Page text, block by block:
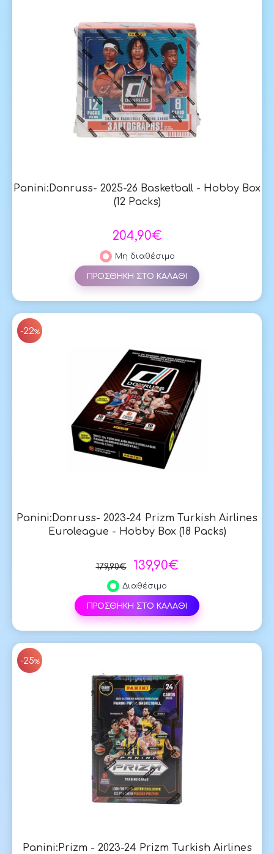
Panini:Donruss- 2025-26 Basketball - Hobby Box
(12 Packs)
204,90€
Μη διαθέσιμο
ΠΡΟΣΘΗΚΗ ΣΤΟ ΚΑΛΑΘΙ
SALE
-22%
Panini:Donruss- 2023-24 Prizm Turkish Airlines
Euroleague - Hobby Box (18 Packs)
179,90€ 139,90€
Διαθέσιμο
ΠΡΟΣΘΗΚΗ ΣΤΟ ΚΑΛΑΘΙ
SALE
-25%
Panini:Prizm - 2023-24 Prizm Turkish Airlines